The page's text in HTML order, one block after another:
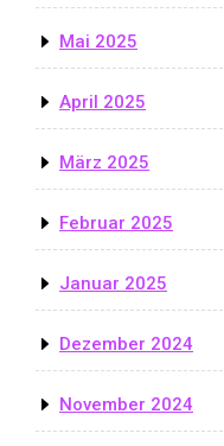
Mai 2025
April 2025
März 2025
Februar 2025
Januar 2025
Dezember 2024
November 2024